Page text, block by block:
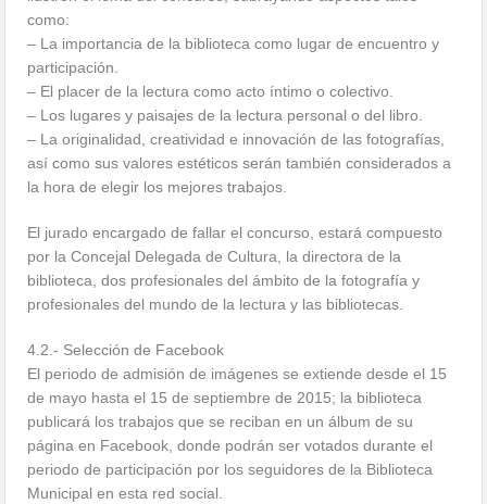
como:
– La importancia de la biblioteca como lugar de encuentro y
participación.
– El placer de la lectura como acto íntimo o colectivo.
– Los lugares y paisajes de la lectura personal o del libro.
– La originalidad, creatividad e innovación de las fotografías,
así como sus valores estéticos serán también considerados a
la hora de elegir los mejores trabajos.
El jurado encargado de fallar el concurso, estará compuesto
por la Concejal Delegada de Cultura, la directora de la
biblioteca, dos profesionales del ámbito de la fotografía y
profesionales del mundo de la lectura y las bibliotecas.
4.2.- Selección de Facebook
El periodo de admisión de imágenes se extiende desde el 15
de mayo hasta el 15 de septiembre de 2015; la biblioteca
publicará los trabajos que se reciban en un álbum de su
página en Facebook, donde podrán ser votados durante el
periodo de participación por los seguidores de la Biblioteca
Municipal en esta red social.